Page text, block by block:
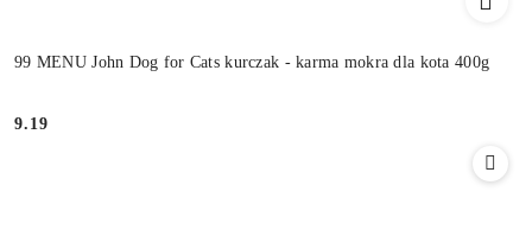
99 MENU John Dog for Cats kurczak - karma mokra dla kota 400g
Cena:
9.19